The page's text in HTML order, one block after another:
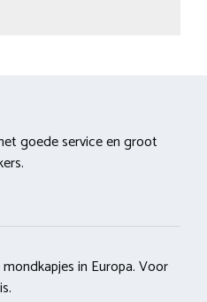
goede service en groot
in Europa. Voor